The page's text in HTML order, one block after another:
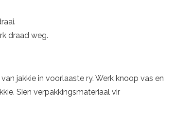
draad weg.
jakkie in voorlaaste ry. Werk knoop vas en
Sien verpakkingsmateriaal vir